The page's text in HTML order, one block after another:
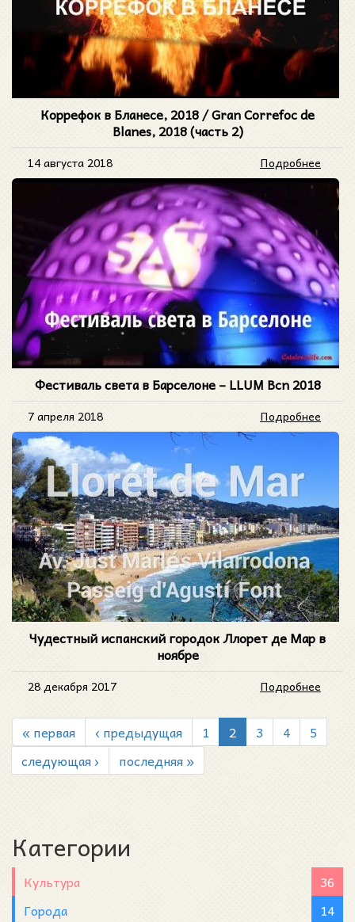
Коррефок в Бланесе, 2018 / Gran Correfoc de
Blanes, 2018 (часть 2)
14 августа 2018 Подробнее
Фестиваль света в Барселоне – LLUM Bcn 2018
7 апреля 2018 Подробнее
Чудестный испанский городок Ллорет де Мар в
ноябре
28 декабря 2017 Подробнее
« первая ‹ предыдущая 1 2 3 4
5
следующая ›
последняя »
Категории
Культура
36
Города
14